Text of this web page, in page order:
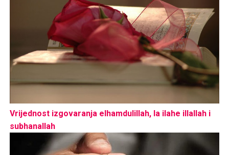
Vrijednost izgovaranja elhamdulillah, la ilahe illallah i
subhanallah